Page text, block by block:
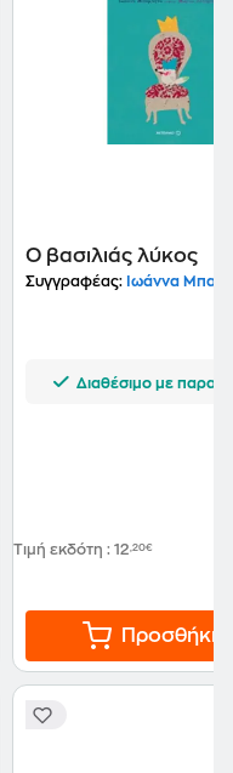
Ο βασιλιάς λύκος
Συγγραφέας: Ιωάννα Μπακιρτζή-
Διαθέσιμο με
Τιμή εκδότη : 12,20€
Προσθήκη